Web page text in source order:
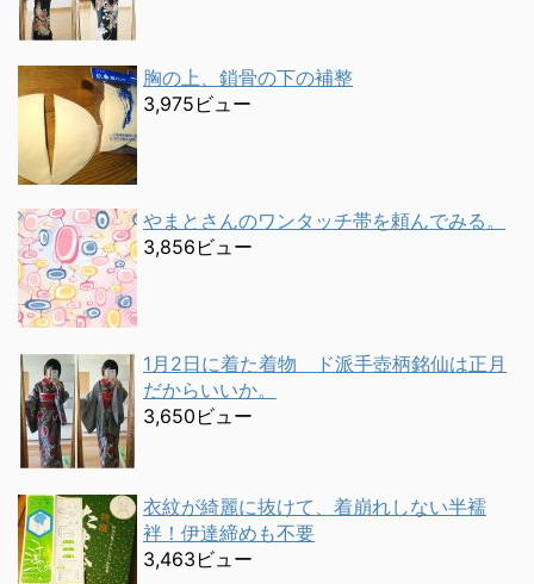
胸の上、鎖骨の下の補整
3,975ビュー
やまとさんのワンタッチ帯を頼んでみる。
3,856ビュー
1月2日に着た着物 ド派手壺柄銘仙は正月
だからいいか。
3,650ビュー
衣紋が綺麗に抜けて、着崩れしない半襦
袢！伊達締めも不要
3,463ビュー